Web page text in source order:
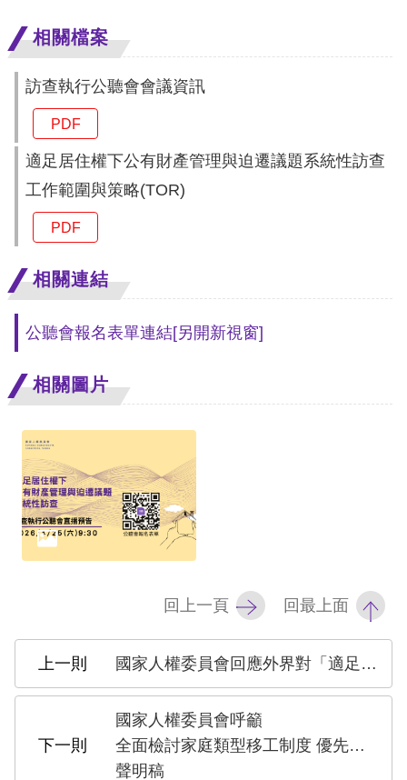
站
全
策
隱
保
護
政
策
府
網
站
資
料
相關檔案
訪查執行公聽會會議資訊
PDF
適足居住權下公有財產管理與迫遷議題系統性訪查
工作範圍與策略(TOR)
PDF
相關連結
公聽會報名表單連結[另開新視窗]
相關圖片
回上一頁 回最上面
國家人權委員會回應外界對「適足居住權下公有財產管理與迫遷議題系統性訪查」之意見
國家人權委員會呼籲
全面檢討家庭類型移工制度 優先強化公共照顧體系
聲明稿